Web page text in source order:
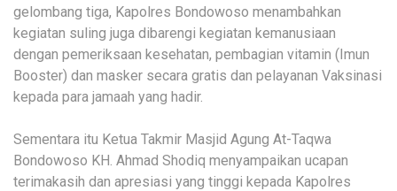
gelombang tiga, Kapolres Bondowoso menambahkan
kegiatan suling juga dibarengi kegiatan kemanusiaan
dengan pemeriksaan kesehatan, pembagian vitamin (Imun
Booster) dan masker secara gratis dan pelayanan Vaksinasi
kepada para jamaah yang hadir.
Sementara itu Ketua Takmir Masjid Agung At-Taqwa
Bondowoso KH. Ahmad Shodiq menyampaikan ucapan
terimakasih dan apresiasi yang tinggi kepada Kapolres